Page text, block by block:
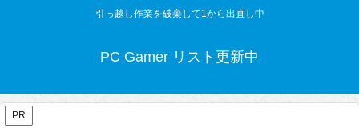
引っ越し作業を破棄して1から出直し中
PC Gamer リスト更新中
PR